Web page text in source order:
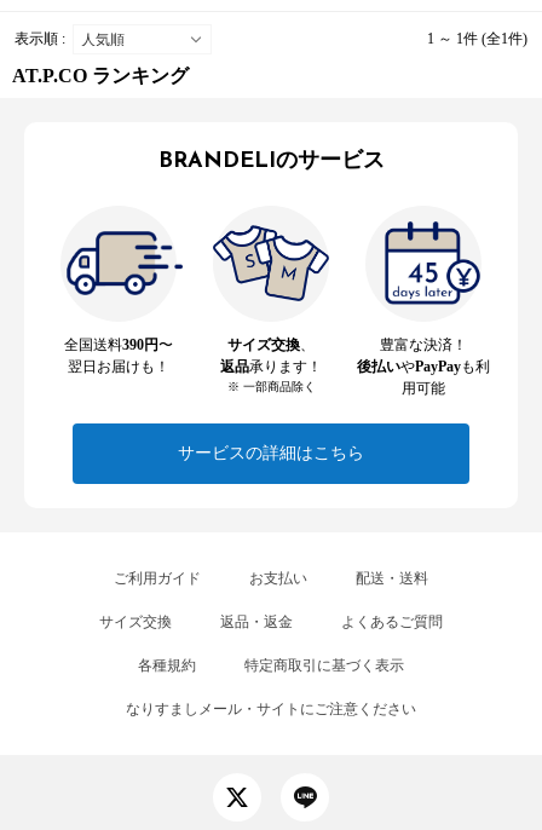
表示順 : 1 ～ 1件 (全1件)
AT.P.CO ランキング
BRANDELIのサービス
全国送料390円〜
翌日お届けも！
サイズ交換
返品承ります！
※ 一部商品除く
豊富な決済！
後払いやPayPayも利
用可能
サービスの詳細はこちら
ご利用ガイド お支払い 配送・送料
サイズ交換 返品・返金 よくあるご質問
各種規約 特定商取引に基づく表示
なりすましメール・サイトにご注意ください